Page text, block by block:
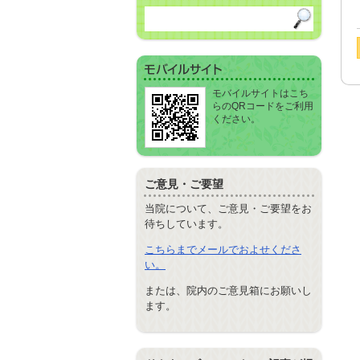
モバイルサイトはこち
らのQRコードをご利用
ください。
ご意見・ご要望
当院について、ご意見・ご要望をお
待ちしています。
こちらまでメールでおよせくださ
い。
または、院内のご意見箱にお願いし
ます。